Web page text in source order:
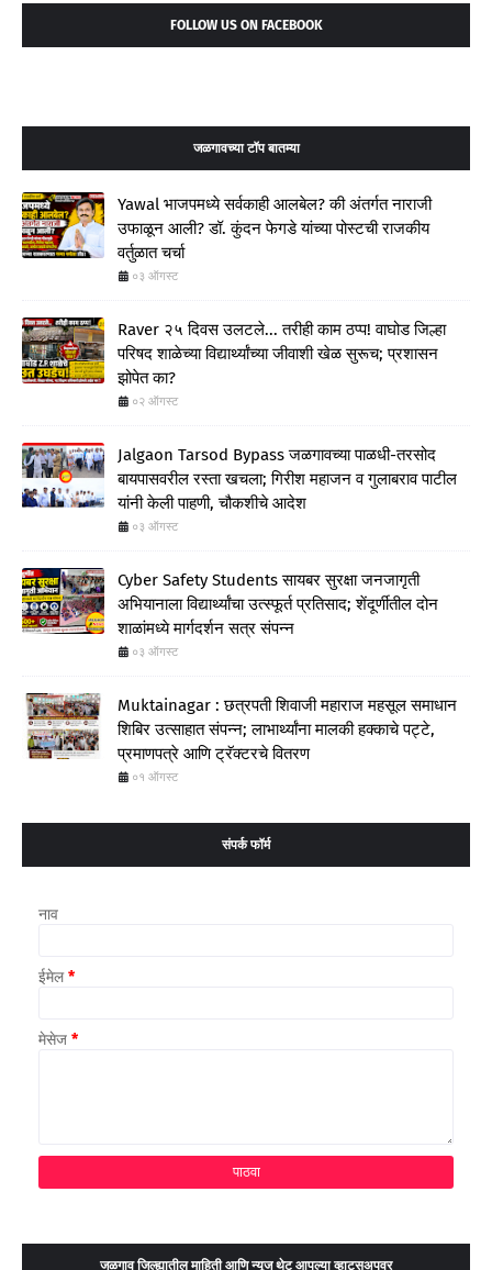
FOLLOW US ON FACEBOOK
जळगावच्या टॉप बातम्या
Yawal भाजपमध्ये सर्वकाही आलबेल? की अंतर्गत नाराजी
उफाळून आली? डॉ. कुंदन फेगडे यांच्या पोस्टची राजकीय
वर्तुळात चर्चा
०३ ऑगस्ट
Raver २५ दिवस उलटले... तरीही काम ठप्प! वाघोड जिल्हा
परिषद शाळेच्या विद्यार्थ्यांच्या जीवाशी खेळ सुरूच; प्रशासन
झोपेत का?
०२ ऑगस्ट
Jalgaon Tarsod Bypass जळगावच्या पाळधी-तरसोद
बायपासवरील रस्ता खचला; गिरीश महाजन व गुलाबराव पाटील
यांनी केली पाहणी, चौकशीचे आदेश
०३ ऑगस्ट
Cyber Safety Students सायबर सुरक्षा जनजागृती
अभियानाला विद्यार्थ्यांचा उत्स्फूर्त प्रतिसाद; शेंदूर्णीतील दोन
शाळांमध्ये मार्गदर्शन सत्र संपन्न
०३ ऑगस्ट
Muktainagar : छत्रपती शिवाजी महाराज महसूल समाधान
शिबिर उत्साहात संपन्न; लाभार्थ्यांना मालकी हक्काचे पट्टे,
प्रमाणपत्रे आणि ट्रॅक्टरचे वितरण
०१ ऑगस्ट
संपर्क फॉर्म
नाव
ईमेल*
मेसेज *
जळगाव जिल्ह्यातील माहिती आणि न्यूज थेट आपल्या व्हाट्सअपवर